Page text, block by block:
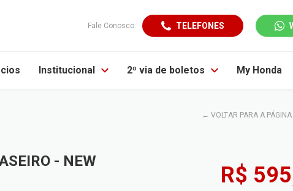
Fale Conosco: TELEFONES
Institucional 2º via de boletos My Honda
← VOLTAR PARA A
- NEW
R$